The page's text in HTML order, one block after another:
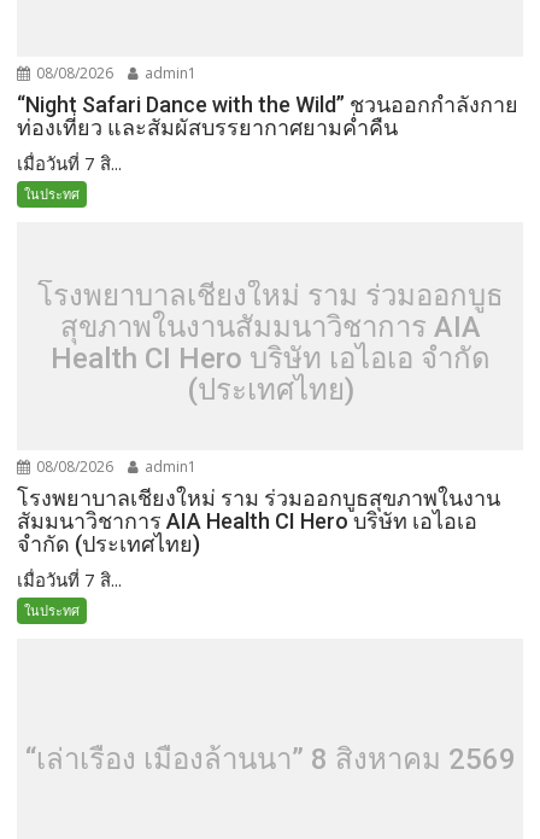
08/08/2026 admin1
“Night Safari Dance with the Wild” ชวนออกกำลังกาย
ท่องเที่ยว และสัมผัสบรรยากาศยามค่ำคืน
เมื่อวันที่ 7 สิ...
ในประทศ
โรงพยาบาลเชียงใหม่ ราม ร่วมออกบูธ
สุขภาพในงานสัมมนาวิชาการ AIA
Health CI Hero บริษัท เอไอเอ จำกัด
(ประเทศไทย)
08/08/2026 admin1
โรงพยาบาลเชียงใหม่ ราม ร่วมออกบูธสุขภาพในงาน
สัมมนาวิชาการ AIA Health CI Hero บริษัท เอไอเอ
จำกัด (ประเทศไทย)
เมื่อวันที่ 7 สิ...
ในประทศ
“เล่าเรื่อง เมืองล้านนา” 8 สิงหาคม 2569